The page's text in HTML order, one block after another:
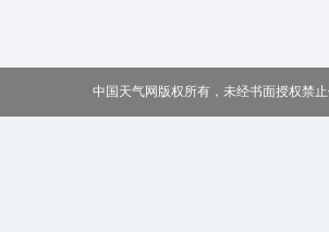
中国天气网版权所有，未经书面授权